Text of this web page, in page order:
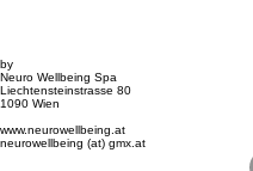
by
Neuro Wellbeing Spa
Liechtensteinstrasse 80
1090 Wien
www.neurowellbeing.at
neurowellbeing (at) gmx.at